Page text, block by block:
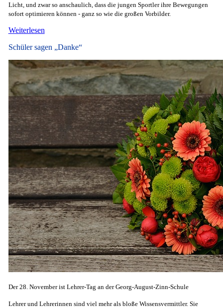
Licht, und zwar so anschaulich, dass die jungen Sportler ihre Bewegungen
sofort optimieren können - ganz so wie die großen Vorbilder.
Weiterlesen
Schüler sagen „Danke“
Der 28. November ist Lehrer-Tag an der Georg-August-Zinn-Schule
Lehrer und Lehrerinnen sind viel mehr als bloße Wissensvermittler. Sie